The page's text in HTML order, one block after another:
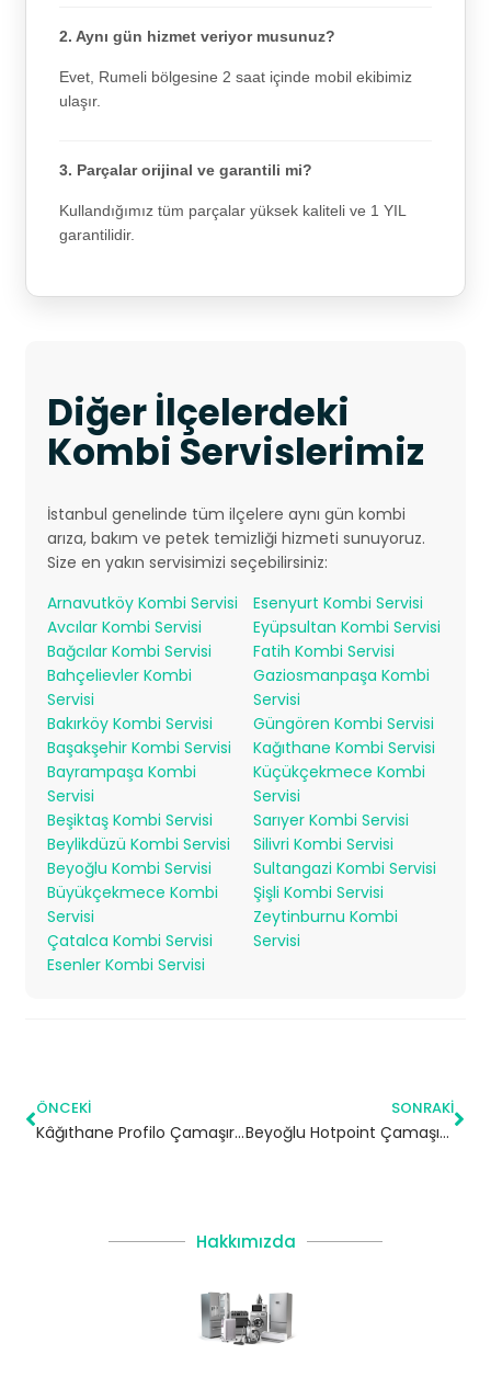
2. Aynı gün hizmet veriyor musunuz?
Evet, Rumeli bölgesine 2 saat içinde mobil ekibimiz
ulaşır.
3. Parçalar orijinal ve garantili mi?
Kullandığımız tüm parçalar yüksek kaliteli ve 1 YIL
garantilidir.
Diğer İlçelerdeki
Kombi Servislerimiz
İstanbul genelinde tüm ilçelere aynı gün kombi
arıza, bakım ve petek temizliği hizmeti sunuyoruz.
Size en yakın servisimizi seçebilirsiniz:
Arnavutköy Kombi Servisi
Avcılar Kombi Servisi
Bağcılar Kombi Servisi
Bahçelievler Kombi
Servisi
Bakırköy Kombi Servisi
Başakşehir Kombi Servisi
Bayrampaşa Kombi
Servisi
Beşiktaş Kombi Servisi
Beylikdüzü Kombi Servisi
Beyoğlu Kombi Servisi
Büyükçekmece Kombi
Servisi
Çatalca Kombi Servisi
Esenler Kombi Servisi
Esenyurt Kombi Servisi
Eyüpsultan Kombi Servisi
Fatih Kombi Servisi
Gaziosmanpaşa Kombi
Servisi
Güngören Kombi Servisi
Kağıthane Kombi Servisi
Küçükçekmece Kombi
Servisi
Sarıyer Kombi Servisi
Silivri Kombi Servisi
Sultangazi Kombi Servisi
Şişli Kombi Servisi
Zeytinburnu Kombi
Servisi
ÖNCEKI
Kâğıthane Profilo Çamaşır Makinesi Servisi
SONRAKI
Beyoğlu Hotpoint Çamaşır Makinesi Servisi
Hakkımızda